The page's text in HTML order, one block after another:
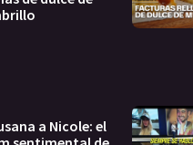
a Nicole: el